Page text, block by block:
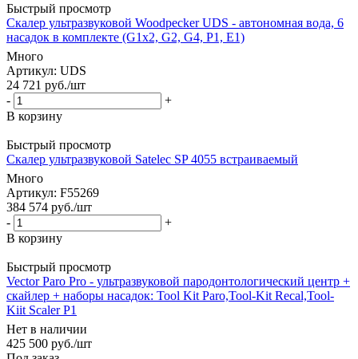
Быстрый просмотр
Скалер ультразвуковой Woodpecker UDS - автономная вода, 6
насадок в комплекте (G1x2, G2, G4, P1, E1)
Много
Артикул: UDS
24 721 руб./шт
-
+
В корзину
Быстрый просмотр
Скалер ультразвуковой Satelec SP 4055 встраиваемый
Много
Артикул: F55269
384 574 руб./шт
-
+
В корзину
Быстрый просмотр
Vector Paro Pro - ультразвуковой пародонтологический центр +
скайлер + наборы насадок: Tool Kit Paro,Tool-Kit Recal,Tool-
Kiit Scaler P1
Нет в наличии
425 500 руб./шт